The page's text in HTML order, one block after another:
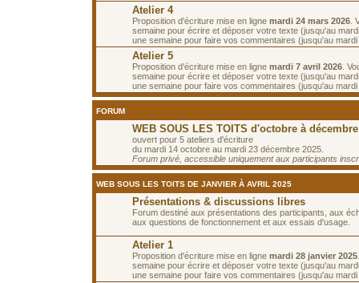
Atelier 4
Proposition d'écriture mise en ligne mardi 24 mars 2026 .
semaine pour écrire et déposer votre texte (jusqu'au
une semaine pour faire vos commentaires (jusqu'au
Atelier 5
Proposition d'écriture mise en ligne mardi 7 avril 2026 .
semaine pour écrire et déposer votre texte (jusqu'au
une semaine pour faire vos commentaires (jusqu'au
FORUM
WEB SOUS LES TOITS d'octobre à décembre
ouvert pour 5 ateliers d'écriture
du mardi 14 octobre au mardi 23 décembre 2025.
Forum privé, accessible uniquement aux participants
WEB SOUS LES TOITS DE JANVIER À AVRIL 2025
Présentations & discussions libres
Forum destiné aux présentations des participants, aux
aux questions de fonctionnement et aux essais d'usage.
Atelier 1
Proposition d'écriture mise en ligne mardi 28 janvier 2025
semaine pour écrire et déposer votre texte (jusqu'au
une semaine pour faire vos commentaires (jusqu'au